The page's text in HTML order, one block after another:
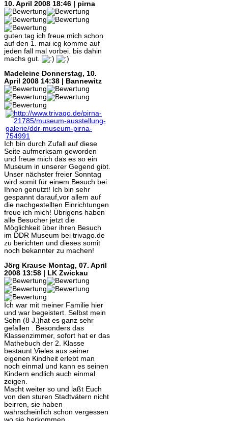
10. April 2008 18:46 | pirna
guten tag ich freue mich schon
auf den 1. mai icg komme auf
jeden fall mal vorbei. bis dahin
machs gut.
Madeleine Donnerstag, 10.
April 2008 14:38 | Bannewitz
Ich bin durch Zufall auf diese
Seite aufmerksam geworden
und freue mich das es so ein
Museum in unserer Gegend gibt.
Unser nächster freier Sonntag
wird somit für einem Besuch bei
Ihnen genutzt! Ich bin sehr
gespannt darauf,vor allem auf
die nachgestellten Einrichtungen
freue ich mich! Übrigens haben
alle Besucher jetzt die
Möglichkeit über ihren Besuch
im DDR Museum bei trivago.de
zu berichten und dieses somit
noch bekannter zu machen!
Jörg Krause Montag, 07. April
2008 13:58 | LK Zwickau
Ich war mit meiner Familie hier
und war begeistert. Selbst mein
Sohn (8 J.)hat es ganz sehr
gefallen . Besonders das
Klassenzimmer, sofort hat er das
Mathebuch der 2. Klasse
bestaunt.Vieles aus seiner
eigenen Kindheit erlebt man
noch einmal und kann es seinen
Kindern endlich auch einmal
zeigen.
Macht weiter so und laßt Euch
von den sturen Stadtvätern nicht
beirren, sie haben
wahrscheinlich schon vergessen